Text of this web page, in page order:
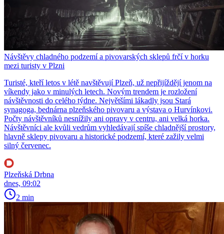
Návštěvy chladného podzemí a pivovarských sklepů frčí v horku
mezi turisty v Plzni
Turisté, kteří letos v létě navštěvují Plzeň, už nepřijíždějí jenom na
víkendy jako v minulých letech. Novým trendem je rozložení
návštěvnosti do celého týdne. Největšími lákadly jsou Stará
synagoga, bednárna plzeňského pivovaru a výstava o Hurvínkovi.
Počty návštěvníků nesnížily ani opravy v centru, ani velká horka.
Návštěvníci ale kvůli vedrům vyhledávají spíše chladnější prostory,
hlavně sklepy pivovaru a historické podzemí, které zažily velmi
silný červenec.
Plzeňská Drbna
dnes, 09:02
2 min